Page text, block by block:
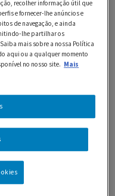
calda
recolher informação útil que
e fornecer-lhe anúncios e
de navegação, e ainda
lhe partilhar os
mais sobre a nossa Política
aqui ou a qualquer momento
no nosso site. Mais